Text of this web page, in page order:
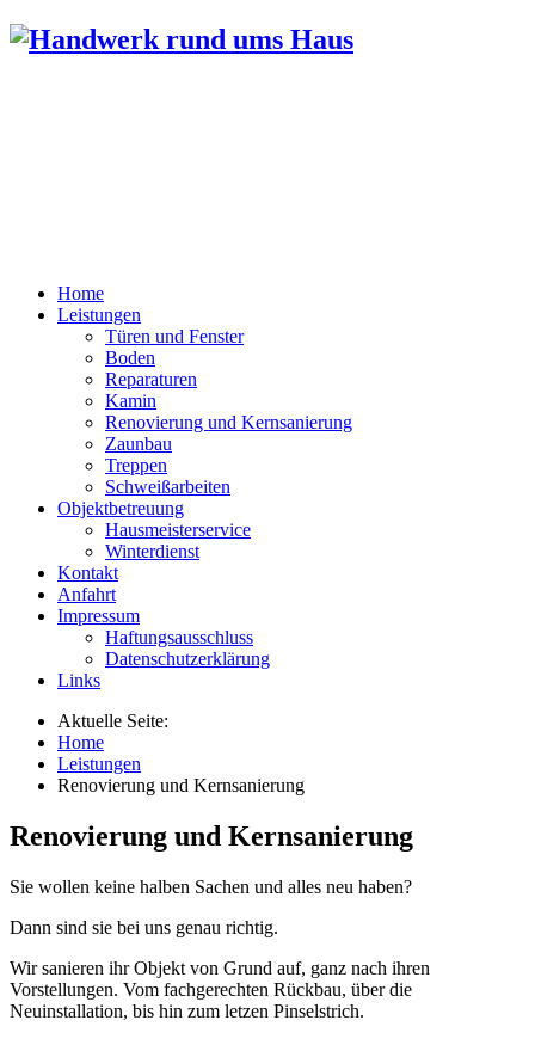
Home
Leistungen
Türen und Fenster
Boden
Reparaturen
Kamin
Renovierung und Kernsanierung
Zaunbau
Treppen
Schweißarbeiten
Objektbetreuung
Hausmeisterservice
Winterdienst
Kontakt
Anfahrt
Impressum
Haftungsausschluss
Datenschutzerklärung
Links
Aktuelle Seite:
Home
Leistungen
Renovierung und Kernsanierung
Renovierung und Kernsanierung
Sie wollen keine halben Sachen und alles neu haben?
Dann sind sie bei uns genau richtig.
Wir sanieren ihr Objekt von Grund auf, ganz nach ihren
Vorstellungen. Vom fachgerechten Rückbau, über die
Neuinstallation, bis hin zum letzen Pinselstrich.